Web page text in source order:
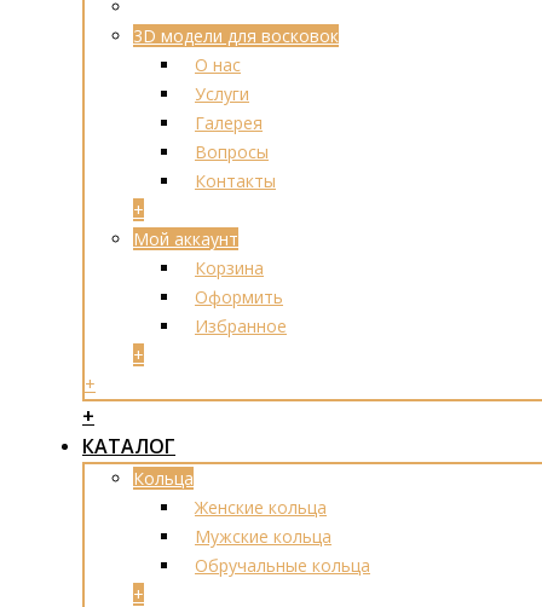
3D модели для восковок
О нас
Услуги
Галерея
Вопросы
Контакты
+
Мой аккаунт
Корзина
Оформить
Избранное
+
+
+
КАТАЛОГ
Кольца
Женские кольца
Мужские кольца
Обручальные кольца
+